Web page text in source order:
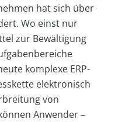
hat sich über
Wo einst nur
zur Bewältigung
komplexe ERP-
elektronisch
von
Anwender –